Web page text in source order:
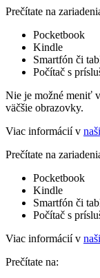
Prečítate na
Pocketbook
Kindle
Smartfón či
Počítač s
Nie je možné meniť
väčšie obrazovky.
Viac informácií v
Prečítate na
Pocketbook
Kindle
Smartfón či
Počítač s
Viac informácií v
Prečítate na: